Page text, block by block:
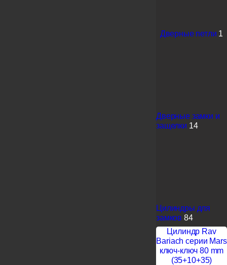
Дверные петли 1
Дверные замки и
защелки 14
Цилиндры для
замков 84
Цилиндр Rav
Bariach серии Mars
ключ-ключ 80 mm
(35+10+35)